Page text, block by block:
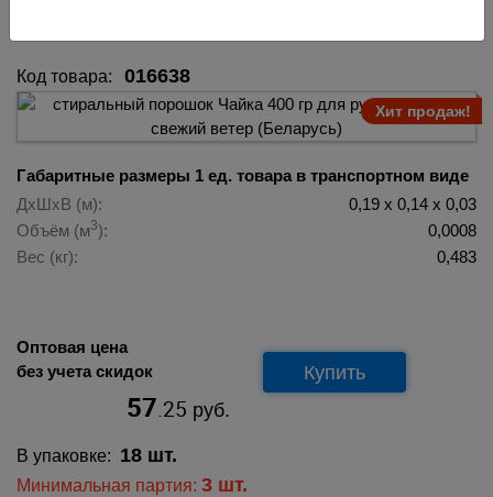
Код товара: 016638
Хит продаж!
Габаритные размеры 1 ед. товара в транспортном виде
ДхШхВ (м):
0,19 х 0,14 х 0,03
Объём (м3):
0,0008
Вес (кг):
0,483
Оптовая цена
без учета скидок
57.25 руб.
Купить
В упаковке: 18 шт.
Минимальная партия: 3 шт.